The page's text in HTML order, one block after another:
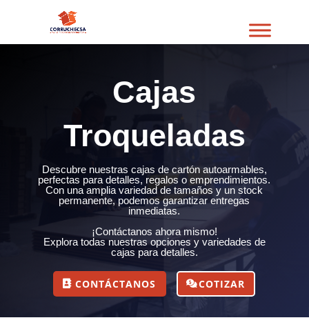
Cajas
Troqueladas
Descubre nuestras cajas de cartón autoarmables,
perfectas para detalles, regalos o emprendimientos.
Con una amplia variedad de tamaños y un stock
permanente, podemos garantizar entregas
inmediatas.
¡Contáctanos ahora mismo!
Explora todas nuestras opciones y variedades de
cajas para detalles.
CONTÁCTANOS COTIZAR